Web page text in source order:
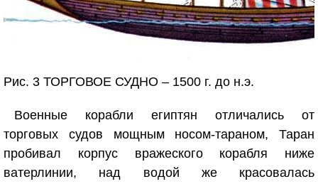
Рис. 3 ТОРГОВОЕ СУДНО – 1500 г. до н.э.
Военные корабли египтян отличались от
торговых судов мощным носом-тараном, Таран
пробивал корпус вражеского корабля ниже
ватерлинии, над водой же красовалась